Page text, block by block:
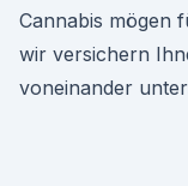
Cannabis mögen
wir versichern
voneinander